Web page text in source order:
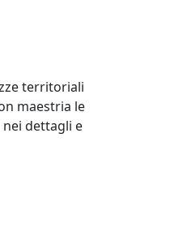
territoriali
maestria le
dettagli e